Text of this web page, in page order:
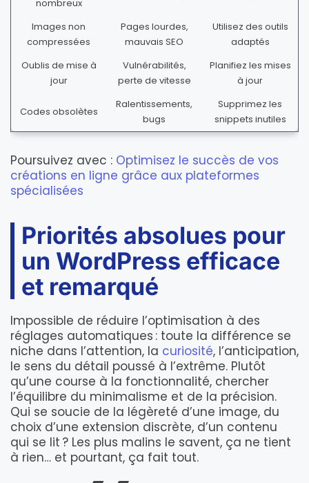
nombreux
Images non
compressées
Pages lourdes,
mauvais SEO
Utilisez des outils
adaptés
Oublis de mise à
jour
Vulnérabilités,
perte de vitesse
Planifiez les mises
à jour
Codes obsolètes
Ralentissements,
bugs
Supprimez les
snippets inutiles
Poursuivez avec : Optimisez le succès de vos
créations en ligne grâce aux plateformes
spécialisées
Priorités absolues pour
un WordPress efficace
et remarqué
Impossible de réduire l’optimisation à des
réglages automatiques : toute la différence se
niche dans l’attention, la curiosité, l’anticipation,
le sens du détail poussé à l’extrême. Plutôt
qu’une course à la fonctionnalité, chercher
l’équilibre du minimalisme et de la précision.
Qui se soucie de la légèreté d’une image, du
choix d’une extension discrète, d’un contenu
qui se lit ? Les plus malins le savent, ça ne tient
à rien… et pourtant, ça fait tout.